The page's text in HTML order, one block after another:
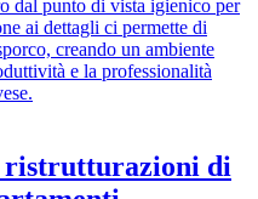
dal punto di vista igienico per
ai dettagli ci permette di
creando un ambiente
e la professionalità
ristrutturazioni di